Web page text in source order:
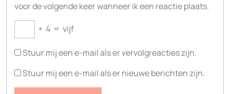
voor de volgende keer wanneer ik een reactie plaats.
+ 4 = vijf
Stuur mij een e-mail als er vervolgreacties zijn.
Stuur mij een e-mail als er nieuwe berichten zijn.